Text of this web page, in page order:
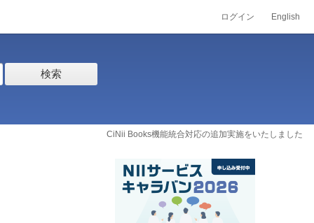
ログイン English
検索
CiNii Books機能統合対応の追加実施をいたしました